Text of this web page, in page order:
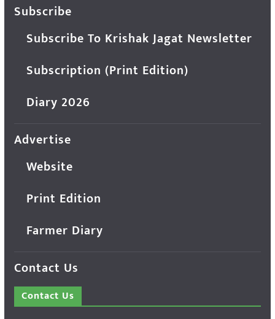
Subscribe
Subscribe To Krishak Jagat Newsletter
Subscription (Print Edition)
Diary 2026
Advertise
Website
Print Edition
Farmer Diary
Contact Us
Contact Us